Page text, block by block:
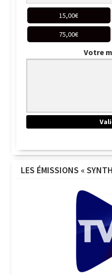
15,00€
75,00€
Votre
LES ÉMISSIONS «